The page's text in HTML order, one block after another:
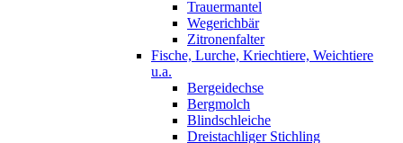
Trauermantel
Wegerichbär
Zitronenfalter
Fische, Lurche, Kriechtiere, Weichtiere
u.a.
Bergeidechse
Bergmolch
Blindschleiche
Dreistachliger Stichling